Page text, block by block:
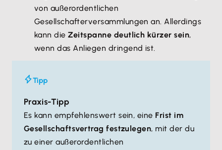
von außerordentlichen
Gesellschafterversammlungen an. Allerdings
kann dieZeitspanne deutlich kürzer sein,
wenn das Anliegen dringend ist.
Tipp
Praxis-Tipp
Es kann empfehlenswert sein, eine Frist im
Gesellschaftsvertrag festzulegen, mit der du
zu einer außerordentlichen